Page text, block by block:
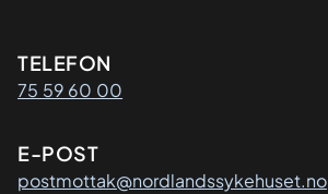
Kontaktinformasjon
TELEFON
75 59 60 00
E-POST
postmottak@nordlandssykehuset.no